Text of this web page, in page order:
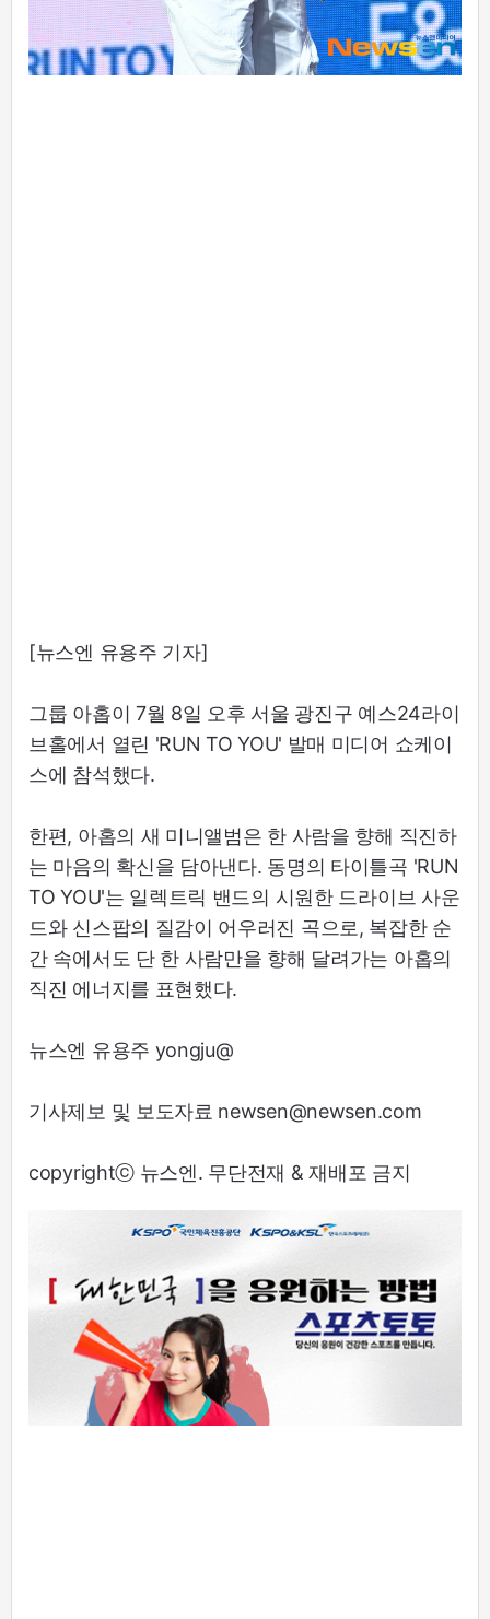
[뉴스엔 유용주 기자]
그룹 아홉이 7월 8일 오후 서울 광진구 예스24라이
브홀에서 열린 'RUN TO YOU' 발매 미디어 쇼케이
스에 참석했다.
한편, 아홉의 새 미니앨범은 한 사람을 향해 직진하
는 마음의 확신을 담아낸다. 동명의 타이틀곡 'RUN
TO YOU'는 일렉트릭 밴드의 시원한 드라이브 사운
드와 신스팝의 질감이 어우러진 곡으로, 복잡한 순
간 속에서도 단 한 사람만을 향해 달려가는 아홉의
직진 에너지를 표현했다.
뉴스엔 유용주 yongju@
기사제보 및 보도자료 newsen@newsen.com
copyrightⓒ 뉴스엔. 무단전재 & 재배포 금지